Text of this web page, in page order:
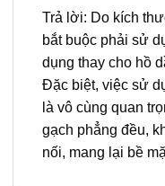
Trả lời: Do kích
bắt buộc phải sử
dụng thay cho hồ
Đặc biệt, việc sử
là vô cùng quan
gạch phẳng đều,
nối, mang lại bề